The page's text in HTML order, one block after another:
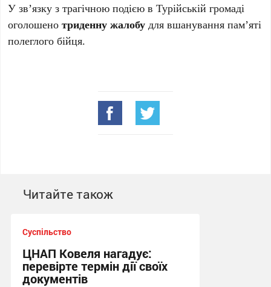
У зв’язку з трагічною подією в Турійській громаді
оголошенотриденну жалобу для вшанування пам’яті
полеглого бійця.
Читайте також
Суспільство
ЦНАП Ковеля нагадує:
перевірте термін дії своїх
документів